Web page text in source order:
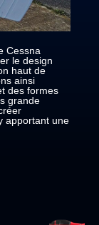
Cessna
le design
haut de
ainsi
des formes
grande
apportant une